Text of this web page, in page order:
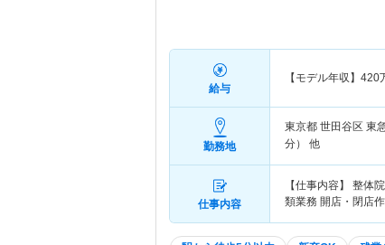
給与
【モデル年収】 420
勤務地
東京都 世田谷区 東
分） 他
仕事内容
【仕事内容】 整体
類業務 開店・閉店